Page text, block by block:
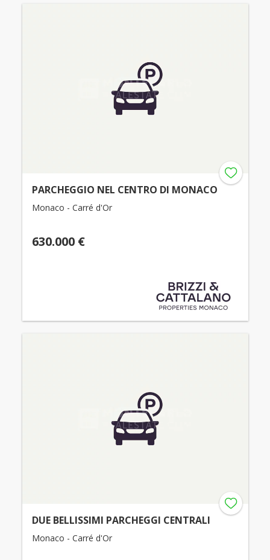
PARCHEGGIO NEL CENTRO DI MONACO
Monaco - Carré d'Or
630.000 €
DUE BELLISSIMI PARCHEGGI CENTRALI
Monaco - Carré d'Or